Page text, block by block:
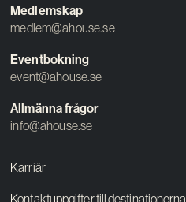
Medlemskap
medlem@ahouse.se
Eventbokning
event@ahouse.se
Allmänna frågor
info@ahouse.se
Karriär
Kontaktuppgifter till destinationerna